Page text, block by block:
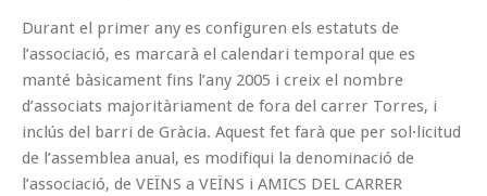
Durant el primer any es configuren els estatuts de
l’associació, es marcarà el calendari temporal que es
manté bàsicament fins l’any 2005 i creix el nombre
d’associats majoritàriament de fora del carrer Torres, i
inclús del barri de Gràcia. Aquest fet farà que per sol·licitud
de l’assemblea anual, es modifiqui la denominació de
l’associació, de VEÏNS a VEÏNS i AMICS DEL CARRER